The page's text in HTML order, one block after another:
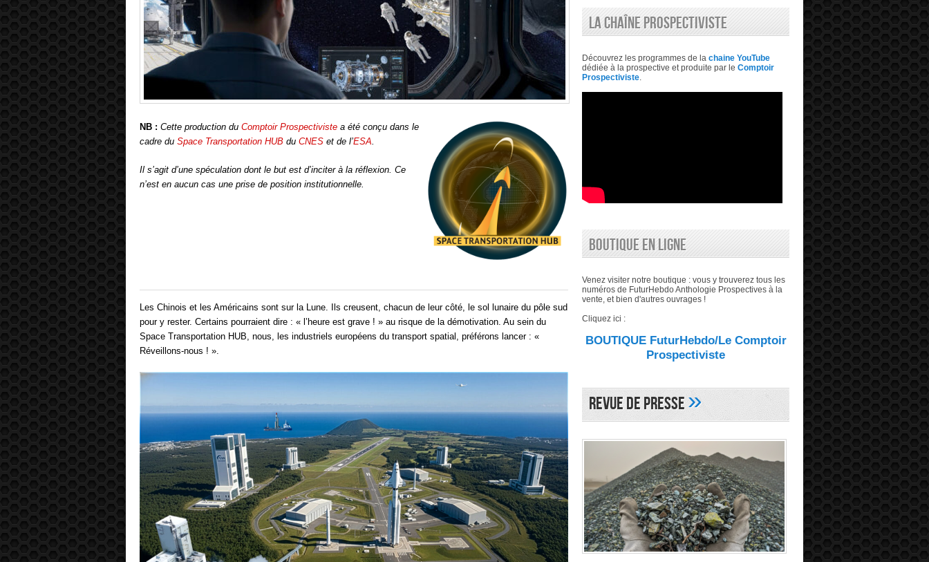
HUB
NB : Cette production du Comptoir Prospectiviste a été conçu dans le
cadre du Space Transportation HUB du CNES et de l’ESA.
Il s’agit d’une spéculation dont le but est d’inciter à la réflexion. Ce
n’est en aucun cas une prise de position institutionnelle.
Les Chinois et les Américains sont sur la Lune. Ils creusent, chacun de leur côté, le sol lunaire du pôle sud
pour y rester. Certains pourraient dire : « l’heure est grave ! » au risque de la démotivation. Au sein du
Space Transportation HUB, nous, les industriels européens du transport spatial, préférons lancer : «
Réveillons-nous ! ».
LA CHAÎNE PROSPECTIVISTE
Découvrez les programmes de la chaine YouTube
dédiée à la prospective et produite par le Comptoir
Prospectiviste.
BOUTIQUE EN LIGNE
Venez visiter notre boutique : vous y trouverez tous les
numéros de FuturHebdo Anthologie Prospectives à la
vente, et bien d'autres ouvrages !
Cliquez ici :
BOUTIQUE FuturHebdo/Le Comptoir
Prospectiviste
Revue de Presse»